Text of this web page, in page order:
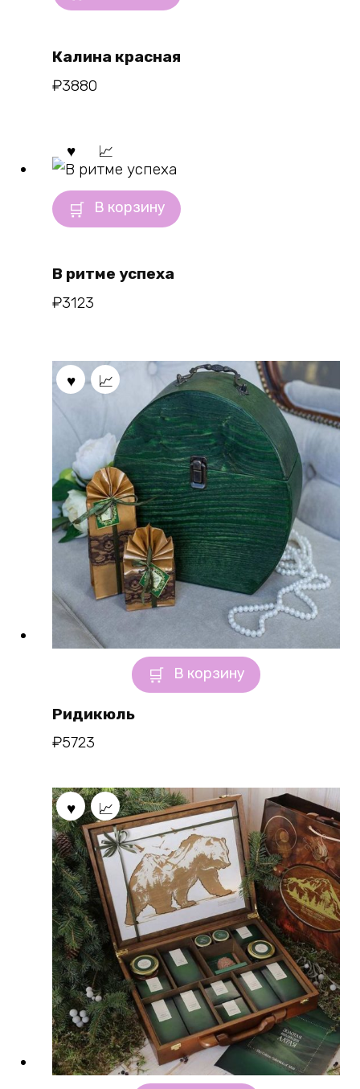
Калина красная
₽3880
В корзину
В ритме успеха
₽3123
В корзину
Ридикюль
₽5723